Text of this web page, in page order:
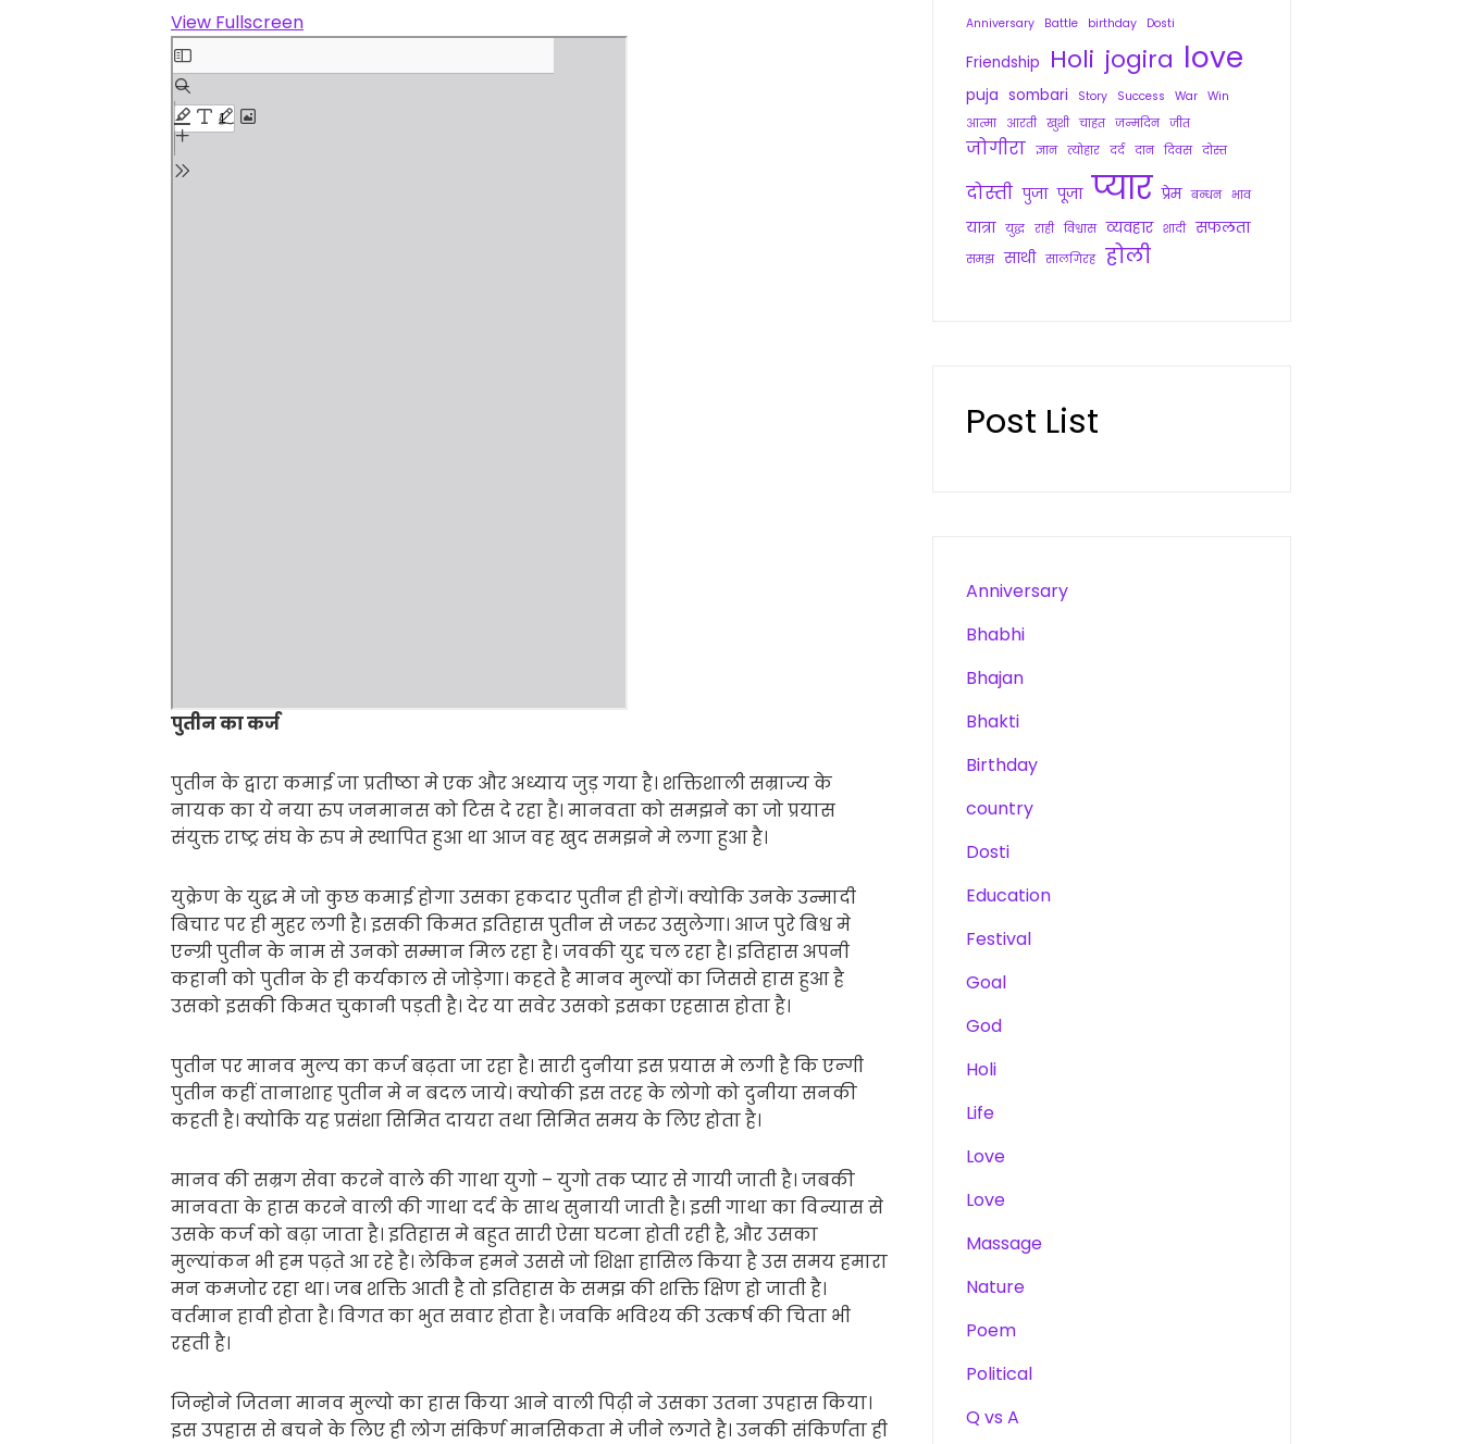
View Fullscreen
Skip
to
PDF
content
पुतीन का कर्ज
पुतीन के द्वारा कमाई जा प्रतीष्ठा मे एक और अध्याय जुड़ गया है। शक्तिशाली सम्राज्य के
नायक का ये नया रुप जनमानस को टिस दे रहा है। मानवता को समझने का जो प्रयास
संयुक्त राष्ट्र संघ के रुप मे स्थापित हुआ था आज वह खुद समझने मे लगा हुआ है।
युक्रेण के युद्ध मे जो कुछ कमाई होगा उसका हकदार पुतीन ही होगें। क्योकि उनके उन्मादी
बिचार पर ही मुहर लगी है। इसकी किमत इतिहास पुतीन से जरुर उसुलेगा। आज पुरे बिश्व मे
एन्ग्री पुतीन के नाम से उनको सम्मान मिल रहा है। जवकी युद्द चल रहा है। इतिहास अपनी
कहानी को पुतीन के ही कर्यकाल से जोड़ेगा। कहते है मानव मुल्यों का जिससे हास हुआ है
उसको इसकी किमत चुकानी पड़ती है। देर या सवेर उसको इसका एहसास होता है।
पुतीन पर मानव मुल्य का कर्ज बढ़ता जा रहा है। सारी दुनीया इस प्रयास मे लगी है कि एन्गी
पुतीन कहीं तानाशाह पुतीन मे न बदल जाये। क्योकी इस तरह के लोगो को दुनीया सनकी
कहती है। क्योकि यह प्रसंशा सिमित दायरा तथा सिमित समय के लिए होता है।
मानव की सम्रग सेवा करने वाले की गाथा युगो – युगो तक प्यार से गायी जाती है। जबकी
मानवता के हास करने वाली की गाथा दर्द के साथ सुनायी जाती है। इसी गाथा का विन्यास से
उसके कर्ज को बढ़ा जाता है। इतिहास मे बहुत सारी ऐसा घटना होती रही है, और उसका
मुल्यांकन भी हम पढ़ते आ रहे है। लेकिन हमने उससे जो शिक्षा हासिल किया है उस समय हमारा
मन कमजोर रहा था। जब शक्ति आती है तो इतिहास के समझ की शक्ति क्षिण हो जाती है।
वर्तमान हावी होता है। विगत का भुत सवार होता है। जवकि भविश्य की उत्कर्ष की चिता भी
रहती है।
जिन्होने जितना मानव मुल्यो का हास किया आने वाली पिढ़ी ने उसका उतना उपहास किया।
इस उपहास से बचने के लिए ही लोग संकिर्ण मानसिकता मे जीने लगते है। उनकी संकिर्णता ही
Anniversary Battle birthday Dosti
Friendship Holi jogira love
puja sombari Story Success War
Win
आत्मा
आरती खुशी चाहत जन्मदिन जीत
जोगीरा ज्ञान त्योहार दर्द दान दिवस दोस्त
दोस्ती पुजा पूजा प्यार प्रेम बन्धन भाव
यात्रा युद्ध राही विश्वास व्यवहार शादी सफलता
समझ साथी सालगिरह होली
Post List
Anniversary
Bhabhi
Bhajan
Bhakti
Birthday
country
Dosti
Education
Festival
Goal
God
Holi
Life
Love
Love
Massage
Nature
Poem
Political
Q vs A